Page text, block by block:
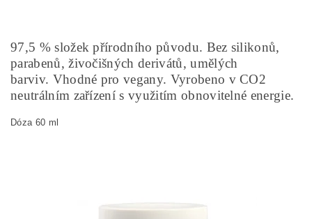
97,5 % složek přírodního původu. Bez silikonů,
parabenů, živočišných derivátů, umělých
barviv. Vhodné pro vegany. Vyrobeno v CO2
neutrálním zařízení s využitím obnovitelné energie.
Dóza 60 ml